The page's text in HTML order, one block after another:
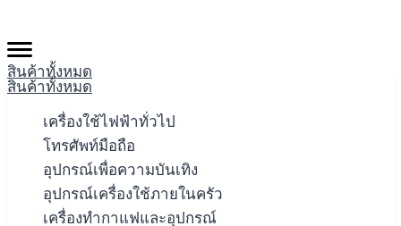
สินค้าทั้งหมด
สินค้าทั้งหมด
เครื่องใช้ไฟฟ้าทั่วไป
โทรศัพท์มือถือ
อุปกรณ์เพื่อความบันเทิง
อุปกรณ์เครื่องใช้ภายในครัว
เครื่องทำกาแฟและอุปกรณ์